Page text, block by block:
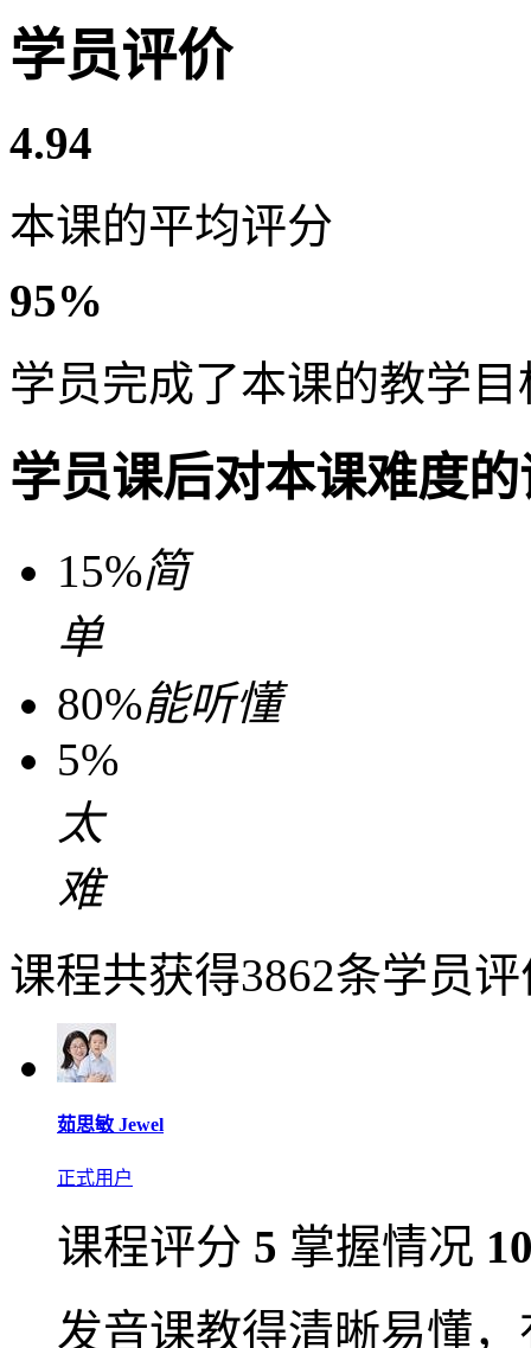
学员评价
4.94
本课的平均评分
95%
学员完成了本课的教学目
学员课后对本课难度
15%简
单
80%能听懂
5%
太
难
课程共获得3862条学员
茹思敏 Jewel
正式用户
课程评分 5 掌握情况
发音课教得清晰易懂